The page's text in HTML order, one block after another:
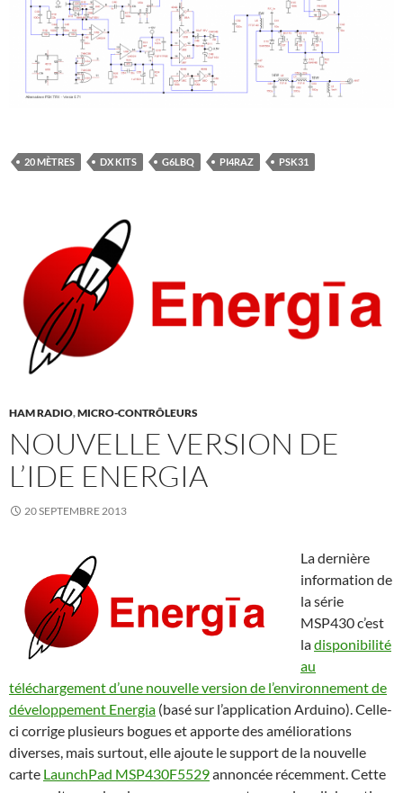
20 MÈTRES DX KITS G6LBQ PI4RAZ PSK31
HAM RADIO,MICRO-CONTRÔLEURS
NOUVELLE VERSION DE
L’IDE ENERGIA
20 SEPTEMBRE 2013
La dernière
information de
la série
MSP430 c’est
ladisponibilité
au
téléchargement d’une nouvelle version de l’environnement de
développement Energia (basé sur l’application Arduino). Celle-
ci corrige plusieurs bogues et apporte des améliorations
diverses, mais surtout, elle ajoute le support de la nouvelle
carte LaunchPad MSP430F5529annoncée récemment. Cette